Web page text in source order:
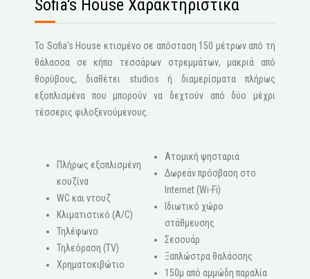
Sofia's House Χαρακτηριστικά
Το Sofia's House κτισμένο σε απόσταση 150 μέτρων από τη
θάλασσα σε κήπο τεσσάρων στρεμμάτων, μακριά από
θορύβους, διαθέτει studios ή διαμερίσματα πλήρως
εξοπλισμένα που μπορούν να δεχτούν από δύο μέχρι
τέσσερις φιλοξενούμενους.
Πλήρως εξοπλισμένη
κουζίνα
WC και ντουζ
Κλιματιστικό (A/C)
Τηλέφωνο
Τηλεόραση (ΤV)
Χρηματοκιβώτιο
Ατομική ψησταριά
Δωρεάν πρόσβαση στο
Internet (Wi-Fi)
Ιδιωτικό χώρο
στάθμευσης
Σεσουάρ
Ξαπλώστρα θαλάσσης
150μ από αμμώδη παραλία